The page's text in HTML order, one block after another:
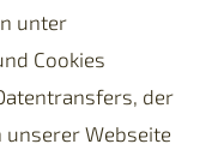
unter
Cookies
der
unserer Webseite